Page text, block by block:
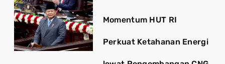
Momentum HUT RI
Perkuat Ketahanan Energi